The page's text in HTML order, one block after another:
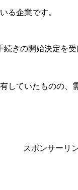
る企業です。
きの開始決定を受
していたものの
スポンサーリ